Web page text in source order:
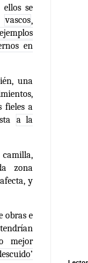
se
vascos,
en
una
fieles a
a la
zona
y
obras e
mejor